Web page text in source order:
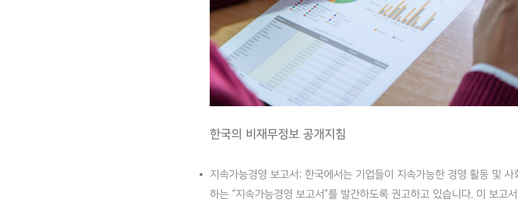
한국의 비재무정보 공개지침
지속가능경영 보고서: 한국에서는 기업들이 지속가능한 경영 활동 및 사
하는 “지속가능경영 보고서”를 발간하도록 권고하고 있습니다. 이 보고